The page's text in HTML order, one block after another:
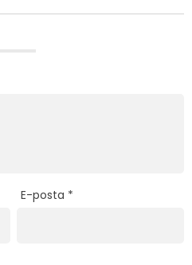
E-posta *